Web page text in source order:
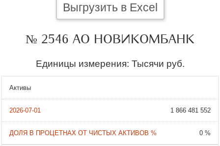
Выгрузить в Excel
№ 2546 АО НОВИКОМБАНК
Единицы измерения: Тысячи руб.
Активы
1 866 481 552
0 %